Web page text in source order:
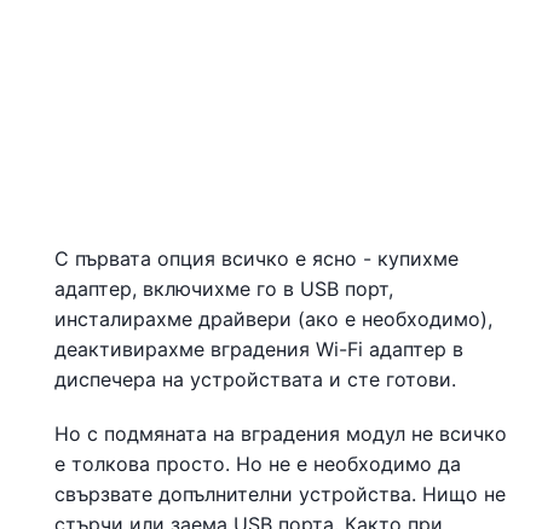
С първата опция всичко е ясно - купихме
адаптер, включихме го в USB порт,
инсталирахме драйвери (ако е необходимо),
деактивирахме вградения Wi-Fi адаптер в
диспечера на устройствата и сте готови.
Но с подмяната на вградения модул не всичко
е толкова просто. Но не е необходимо да
свързвате допълнителни устройства. Нищо не
стърчи или заема USB порта. Както при